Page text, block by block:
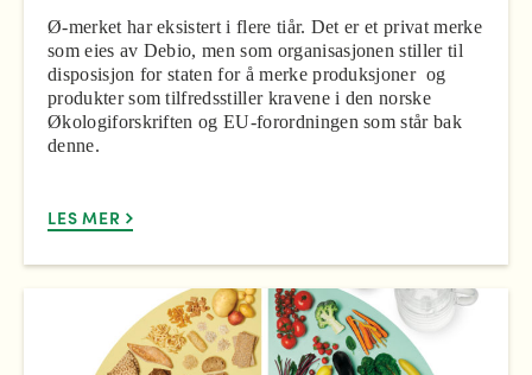
Ø-merket har eksistert i flere tiår. Det er et privat merke
som eies av Debio, men som organisasjonen stiller til
disposisjon for staten for å merke produksjoner og
produkter som tilfredsstiller kravene i den norske
Økologiforskriften og EU-forordningen som står bak
denne.
LES MER